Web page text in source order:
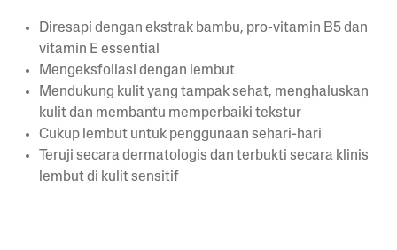
Diresapi dengan ekstrak bambu, pro-vitamin B5 dan
vitamin E essential
Mengeksfoliasi dengan lembut
Mendukung kulit yang tampak sehat, menghaluskan
kulit dan membantu memperbaiki tekstur
Cukup lembut untuk penggunaan sehari-hari
Teruji secara dermatologis dan terbukti secara klinis
lembut di kulit sensitif